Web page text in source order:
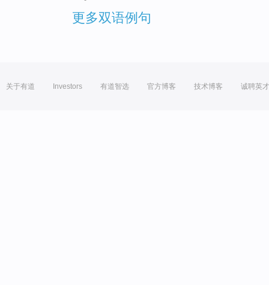
更多双语例句
关于有道 Investors 有道智选 官方博客 技术博客 诚聘英才